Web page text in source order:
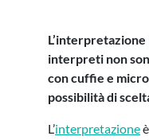
interpreti non
con cuffie e
possibilità di
L’interpretazione